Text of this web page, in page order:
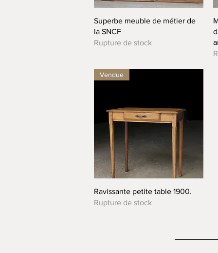
Aperçu rapide
Superbe meuble de métier de
la SNCF
Rupture de stock
Aperçu rapide
Vendue
Ravissante petite table 1900.
Rupture de stock